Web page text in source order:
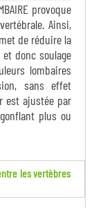
provoque
Ainsi,
de réduire la
donc soulage
lombaires
sans effet
est ajustée par
plus ou
les vertèbres